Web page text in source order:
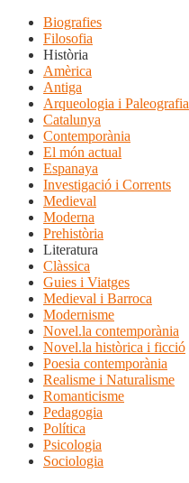
Biografies
Filosofia
Història
Amèrica
Antiga
Arqueologia i Paleografia
Catalunya
Contemporània
El món actual
Espanaya
Investigació i Corrents
Medieval
Moderna
Prehistòria
Literatura
Clàssica
Guies i Viatges
Medieval i Barroca
Modernisme
Novel.la contemporània
Novel.la històrica i ficció
Poesia contemporània
Realisme i Naturalisme
Romanticisme
Pedagogia
Política
Psicologia
Sociologia